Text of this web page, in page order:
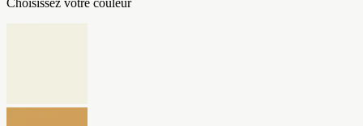
Choisissez votre couleur​​​​‌ ‍ ​‍​‍‌‍ ‌ ​‍‌‍‍‌‌‍‌ ‌‍‍‌‌‍ ‍​‍​‍​ ‍‍​‍​‍‌ ​ ‌‍​‌‌‍ ‍‌‍‍‌‌ ‌​‌ ‍‌​‍ ‍‌‍‍‌‌‍ ​‍​‍​‍ ​​‍​‍‌‍‍​‌ ​‍‌‍‌‌‌‍‌‍​‍​‍​ ‍‍​‍​‍‌‍‍​‌ ‌​‌ ‌​‌ ​​‌ ​ ​ ‍‍​‍ ​‍ ‌‍ ​‌‍ ‌‍​ ‌‍​‌‌‍ ​‌‍‍​‌‍ ‌ ​ ‌ ‌​​ ‍‍​ ​ ​ ​​​ ​​​ ​​​‍ ‌ ​ ‌ ‌​‌ ‌‌‌‍‌​‌‍‍‌‌‍ ​‍ ‌‍‍‌‌‍ ‍‌ ‌​‌‍‌‌‌‍ ‍‌ ‌​​‍ ‌‍‌‌‌‍‌​‌‍‍‌‌ ‌​​‍ ‌‍ ‌‌‍ ‌‍‌​‌‍‌‌​ ‌‌ ​​‌ ​‍‌‍‌‌‌ ​ ‌‍‌‌‌‍ ‍‌ ‌​‌‍​‌‌ ‌​‌‍‍‌‌‍ ‌‍ ‍​ ‍ ‌‍‍‌‌‍‌​​ ‌​ ‌‍‌‍‌‌​ ​‌‌‍​‌​ ​‍​ ‌‍‌‍​‌‌‍​‌​‍ ‌​ ‍‌‌‍​‍‌‍​‍​ ​​​‍ ‌​ ‌​‌‍​‌‌‍​ ‌‍‌‌​‍ ‌‌‍​‍‌‍‌​‌‍‌​​ ‍‌​‍ ‌​ ​‍​ ‌ ​ ‌‌‌‍​‍‌‍‌‍‌‍‌​‌‍‌‍​ ​‍​ ​‌‌‍​‍‌‍​‌​ ​ ​ ‍ ‌ ‌​‌ ‍‌‌ ​​‌‍‌‌​ ‌‌ ‌​‌ ​‍‌‍​‌‌ ‍‌‌​‌ ‌ ​‍‌‍ ‌ ‌‌‌ ​​​ ‍ ‌ ​​‌‍​‌‌ ‌​‌‍‍​​ ‌‌ ‌​‌ ​‍‌‍​‌‌ ‍‌‌ ​ ​‍‌‌​ ‌‌‌​​‍‌‌ ‌‍‍ ‌‍‌‌‌ ‍‌​‍‌‌​ ​ ‌​‌​​‍‌‌​ ​ ‌​‌​​‍‌‌​ ​‍​ ​‍‌‍‌‌​ ​​​ ​‍​ ‍​‌‍​ ‌‍​ ‌‍​‌‌‍​‌​ ​​​ ​​‌‍‌‍‌‍‌​​‍‌‌​ ​‍​ ​‍​‍‌‌​ ‌‌‌​‌​​‍ ‍‌ ​​‌‍‌​‌ ​​‌‌‌​‌‍‍‌‌ ‌​‌‍ ​‌‍‌‌​ ‌‍​‍‌‍​‌‌ ​ ‌‍‌‌‌‌‌‌‌ ​‍‌‍ ​​ ‌‌‍‍​‌ ‌​‌ ‌​‌ ​​‌ ​ ​‍‌‌​ ​ ‌​​‌​‍‌‌​ ​‍‌​‌‍​‍‌‌​ ​‍‌​‌‍‌‍ ​‌‍ ‌‍​ ‌‍​‌‌‍ ​‌‍‍​‌‍ ‌ ​ ‌ ‌​​‍‌‌​ ​ ‌​​‌​ ​ ​ ​​​ ​​​ ​​​‍‌‌​ ​‍‌​‌‍‌ ​ ‌ ‌​‌ ‌‌‌‍‌​‌‍‍‌‌‍ ​‍‌‍‌‍‍‌‌‍‌​​ ‌​ ‌‍‌‍‌‌​ ​‌‌‍​‌​ ​‍​ ‌‍‌‍​‌‌‍​‌​‍ ‌​ ‍‌‌‍​‍‌‍​‍​ ​​​‍ ‌​ ‌​‌‍​‌‌‍​ ‌‍‌‌​‍ ‌‌‍​‍‌‍‌​‌‍‌​​ ‍‌​‍ ‌​ ​‍​ ‌ ​ ‌‌‌‍​‍‌‍‌‍‌‍‌​‌‍‌‍​ ​‍​ ​‌‌‍​‍‌‍​‌​ ​ ​‍‌‍‌ ‌​‌ ‍‌‌ ​​‌‍‌‌​ ‌‌ ‌​‌ ​‍‌‍​‌‌ ‍‌‌​‌ ‌ ​‍‌‍ ‌ ‌‌‌ ​​​‍‌‍‌ ​​‌‍​‌‌ ‌​‌‍‍​​ ‌‌ ‌​‌ ​‍‌‍​‌‌ ‍‌‌ ​ ​‍‌‌​ ‌‌‌​​‍‌‌ ‌‍‍ ‌‍‌‌‌ ‍‌​‍‌‌​ ​ ‌​‌​​‍‌‌​ ​ ‌​‌​​‍‌‌​ ​‍​ ​‍‌‍‌‌​ ​​​ ​‍​ ‍​‌‍​ ‌‍​ ‌‍​‌‌‍​‌​ ​​​ ​​‌‍‌‍‌‍‌​​‍‌‌​ ​‍​ ​‍​‍‌‌​ ‌‌‌​‌​​‍ ‍‌ ​​‌‍‌​‌ ​​‌‌‌​‌‍‍‌‌ ‌​‌‍ ​‌‍‌‌​‍‌‍‌ ​​‌‍‌‌‌ ​‍‌ ​ ‌ ​​‌‍‌‌‌‍​ ‌ ‌​‌‍‍‌‌ ‌‍‌‍‌‌​ ‌‌ ​​‌ ‌‌‌‍​‍‌‍ ​‌‍‍‌‌ ​ ‌‍‍​‌‍‌‌‌‍‌​​‍​‍‌ ‌